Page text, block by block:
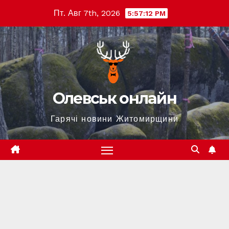
содержимому
Пт. Авг 7th, 2026 5:57:13 PM
Олевськ онлайн
Гарячі новини Житомирщини